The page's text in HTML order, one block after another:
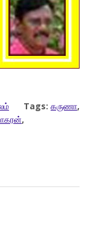
Tags: கருணா,
,